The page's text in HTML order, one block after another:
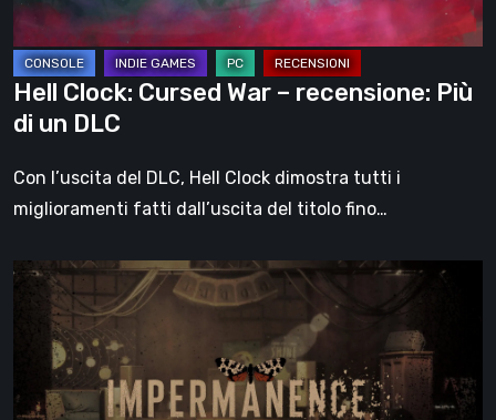
di
un
DLC
Hell Clock: Cursed War – recensione: Più
di un DLC
Con l’uscita del DLC, Hell Clock dimostra tutti i
miglioramenti fatti dall’uscita del titolo fino…
Impermanence:
costruire
santuario
nel